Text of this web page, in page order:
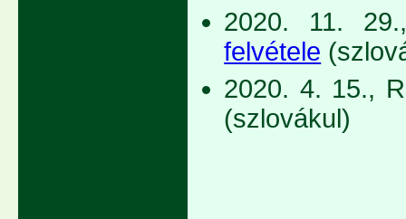
2020. 11.
felvétele
2020. 4. 15.,
(szlovákul)